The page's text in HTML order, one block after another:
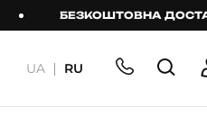
БЕЗКОШТОВНА ДОСТАВКА
UA RU